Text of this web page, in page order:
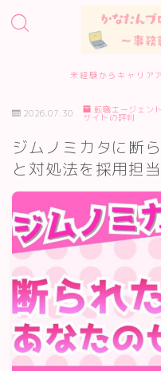
未経験からキャリア
ホーム
事務職転職サービス診断
転職エージェント10選
転職準備・進め方
エージェント・サイト
履歴書・面接対策
2026.07.30 転職エージェン
サイトの評判
ジムノミカタに断
と対処法を採用担